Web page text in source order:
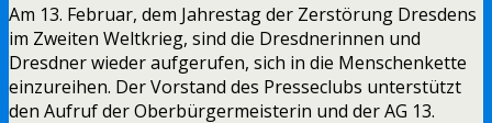
Am 13. Februar, dem Jahrestag der Zerstörung Dresdens
im Zweiten Weltkrieg, sind die Dresdnerinnen und
Dresdner wieder aufgerufen, sich in die Menschenkette
einzureihen. Der Vorstand des Presseclubs unterstützt
den Aufruf der Oberbürgermeisterin und der AG 13.